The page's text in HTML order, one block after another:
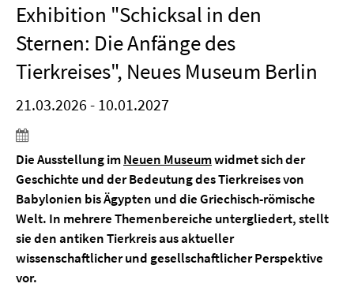
Exhibition "Schicksal in den
Sternen: Die Anfänge des
Tierkreises", Neues Museum Berlin
21.03.2026 - 10.01.2027
Die Ausstellung imNeuen Museumwidmet sich der
Geschichte und der Bedeutung des Tierkreises von
Babylonien bis Ägypten und die Griechisch-römische
Welt. In mehrere Themenbereiche untergliedert, stellt
sie den antiken Tierkreis aus aktueller
wissenschaftlicher und gesellschaftlicher Perspektive
vor.